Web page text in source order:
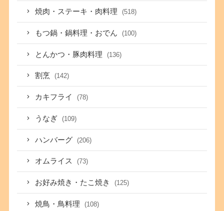
焼肉・ステーキ・肉料理 (518)
もつ鍋・鍋料理・おでん (100)
とんかつ・豚肉料理 (136)
割烹 (142)
カキフライ (78)
うなぎ (109)
ハンバーグ (206)
オムライス (73)
お好み焼き・たこ焼き (125)
焼鳥・鳥料理 (108)